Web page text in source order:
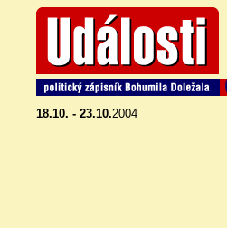
18.10. - 23.10.2004